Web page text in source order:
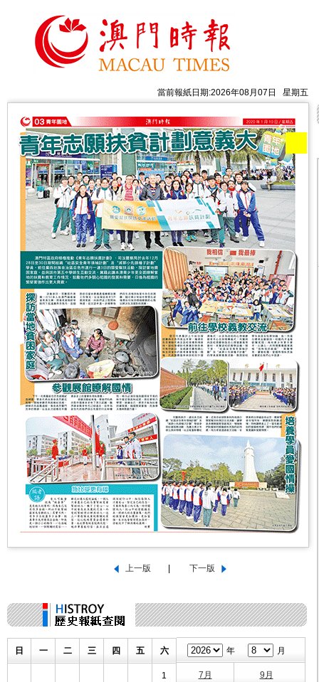
當前報紙日期:2026年08月07日 星期五
日 一 二 三 四 五 六
1
年 月
7月 9月